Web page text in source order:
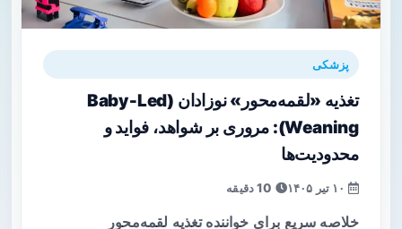
پزشکی
تغذیه «لقمه‌محور» نوزادان (Baby‑Led
Weaning): مروری بر شواهد، فواید و
محدودیت‌ها
خلاصه سریع برای خواننده تغذیه لقمه‌محور